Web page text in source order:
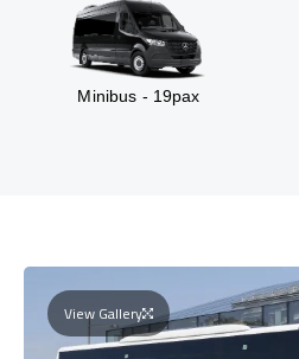
Minibus - 19pax
View Gallery